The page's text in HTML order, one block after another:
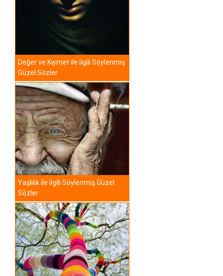
Değer ve Kıymet ile ilgili Söylenmiş
Güzel Sözler
Yaşlılık ile ilgili Söylenmiş Güzel
Sözler